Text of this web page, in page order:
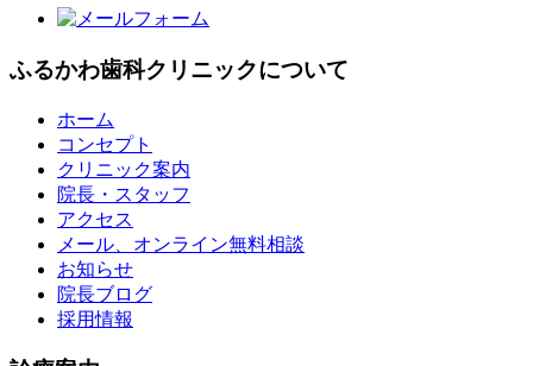
ふるかわ歯科クリニックについて
ホーム
コンセプト
クリニック案内
院長・スタッフ
アクセス
メール、オンライン無料相談
お知らせ
院長ブログ
採用情報